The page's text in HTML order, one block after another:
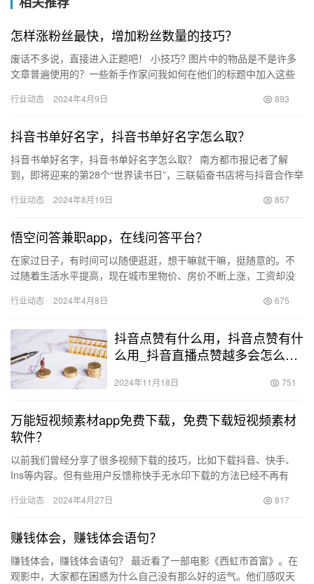
怎样涨粉丝最快，增加粉丝数量的技巧？
废话不多说，直接进入正题吧！ 小技巧? 图片中的物品是不是许多
文章普遍使用的？一些新手作家问我如何在他们的标题中加入这些
行业动态 2024年4月9日 893
抖音书单好名字，抖音书单好名字怎么取？
抖音书单好名字，抖音书单好名字怎么取？ 南方都市报记者了解
到，即将迎来的第28个“世界读书日”，三联韬奋书店将与抖音合作举
行业动态 2024年8月19日 857
悟空问答兼职app，在线问答平台？
在家过日子，有时间可以随便逛逛，想干嘛就干嘛，挺随意的。不
过随着生活水平提高，现在城市里物价、房价不断上涨，工资却没
大，但…
行业动态 2024年4月8日 675
抖音点赞有什么用，抖音点赞有什
么用_抖音直播点赞越多会怎么样
2024年11月18日 751
万能短视频素材app免费下载，免费下载短视频素材
软件？
以前我们曾经分享了很多视频下载的技巧，比如下载抖音、快手、
Ins等内容。但有些用户反馈称快手无水印下载的方法已经不再有
手、抖…
行业动态 2024年4月27日 817
赚钱体会，赚钱体会语句？
赚钱体会，赚钱体会语句？ 最近看了一部电影《西虹市首富》。在
观影中，大家都在困惑为什么自己没有那么好的运气。他们感叹天